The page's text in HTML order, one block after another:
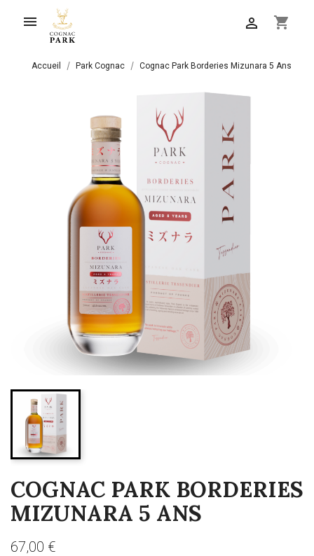
 shopping_cart

Accueil Park Cognac Cognac Park Borderies Mizunara 5 Ans
COGNAC PARK BORDERIES
MIZUNARA 5 ANS
67,00 €